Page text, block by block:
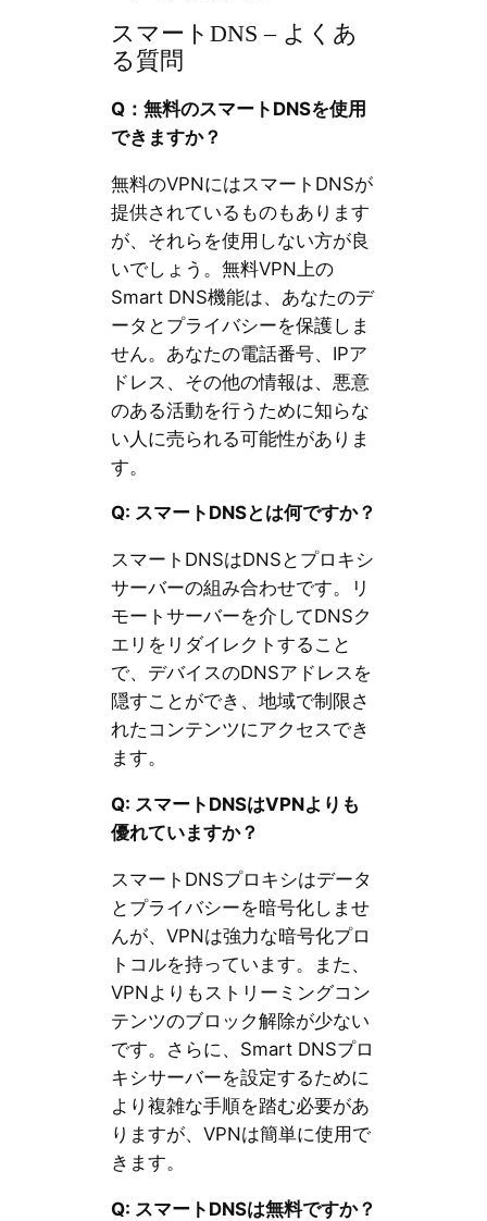
スマートDNS – よくあ
る質問
Q：無料のスマートDNSを使用
できますか？
無料のVPNにはスマートDNSが
提供されているものもあります
が、それらを使用しない方が良
いでしょう。無料VPN上の
Smart DNS機能は、あなたのデ
ータとプライバシーを保護しま
せん。あなたの電話番号、IPア
ドレス、その他の情報は、悪意
のある活動を行うために知らな
い人に売られる可能性がありま
す。
Q: スマートDNSとは何ですか？
スマートDNSはDNSとプロキシ
サーバーの組み合わせです。リ
モートサーバーを介してDNSク
エリをリダイレクトすること
で、デバイスのDNSアドレスを
隠すことができ、地域で制限さ
れたコンテンツにアクセスでき
ます。
Q: スマートDNSはVPNよりも
優れていますか？
スマートDNSプロキシはデータ
とプライバシーを暗号化しませ
んが、VPNは強力な暗号化プロ
トコルを持っています。また、
VPNよりもストリーミングコン
テンツのブロック解除が少ない
です。さらに、Smart DNSプロ
キシサーバーを設定するために
より複雑な手順を踏む必要があ
りますが、VPNは簡単に使用で
きます。
Q: スマートDNSは無料ですか？